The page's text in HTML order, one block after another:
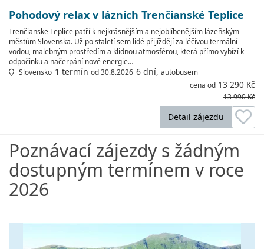
Pohodový relax v lázních Trenčianské Teplice
Trenčianske Teplice patří k nejkrásnějším a nejoblíbenějším lázeňským
městům Slovenska. Už po staletí sem lidé přijíždějí za léčivou termální
vodou, malebným prostředím a klidnou atmosférou, která přímo vybízí k
odpočinku a načerpání nové energie…
Slovensko 1 termín od 30.8.2026 6 dní, autobusem
cena od 13 290 Kč
13 990 Kč
Detail zájezdu
Poznávací zájezdy s žádným
dostupným termínem v roce
2026